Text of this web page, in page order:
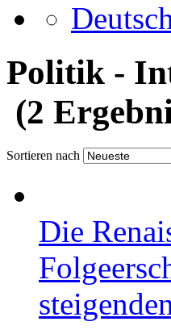
Politik -
(2
Sortieren nach
Die